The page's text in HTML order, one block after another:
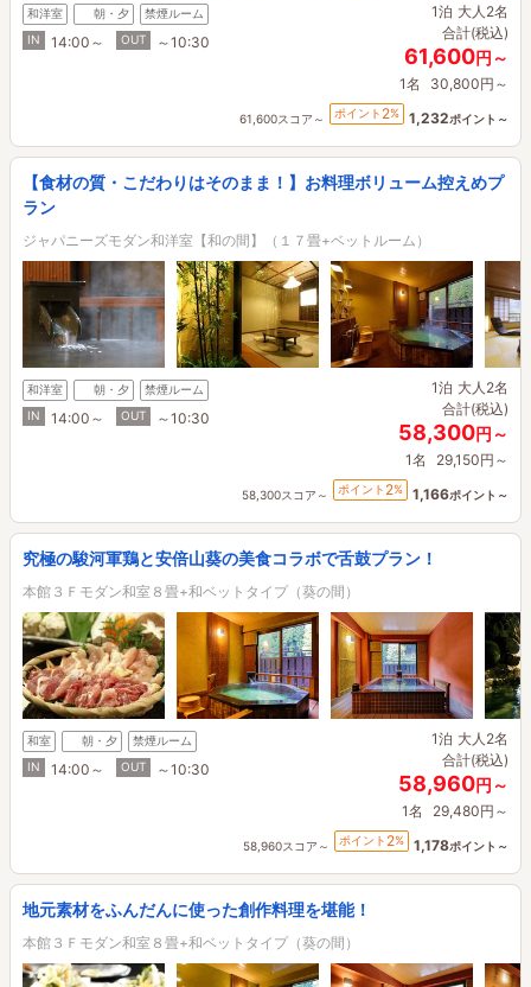
和洋室 朝・夕
禁煙ルーム
IN
14:00～ OUT ～10:30
1泊 大人2名
合計(税込)
61,600円～
1名 30,800円～
61,600スコア～ ポイント 2% 1,232ポイント～
【食材の質・こだわりはそのまま！】お料理ボリューム控えめプ
ラン
ジャパニーズモダン和洋室【和の間】（１７畳+ベットルーム）
和洋室 朝・夕
禁煙ルーム
IN
14:00～ OUT ～10:30
1泊 大人2名
合計(税込)
58,300円～
1名 29,150円～
58,300スコア～ ポイント 2% 1,166ポイント～
究極の駿河軍鶏と安倍山葵の美食コラボで舌鼓プラン！
本館３Ｆモダン和室８畳+和ベットタイプ（葵の間）
和室 朝・夕
禁煙ルーム
IN
14:00～ OUT ～10:30
1泊 大人2名
合計(税込)
58,960円～
1名 29,480円～
58,960スコア～ ポイント 2% 1,178ポイント～
地元素材をふんだんに使った創作料理を堪能！
本館３Ｆモダン和室８畳+和ベットタイプ（葵の間）